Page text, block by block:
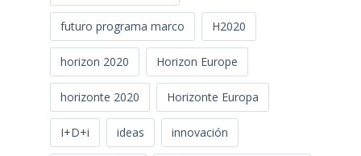
futuro programa marco H2020
horizon 2020 Horizon Europe
horizonte 2020 Horizonte Europa
I+D+i ideas innovación